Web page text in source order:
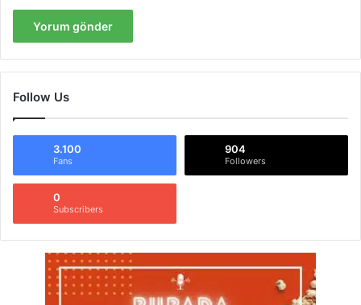
Follow Us
3.100
Fans
904
Followers
0
Subscribers